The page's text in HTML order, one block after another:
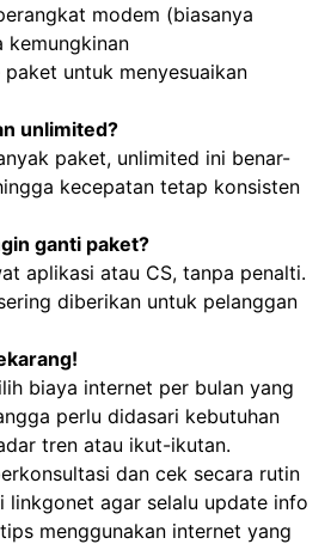
modem (biasanya
kemungkinan
untuk menyesuaikan
unlimited?
paket, unlimited ini benar-
kecepatan tetap konsisten
ganti paket?
aplikasi atau CS, tanpa penalti.
diberikan untuk pelanggan
biaya internet per bulan yang
perlu didasari kebutuhan
tren atau ikut-ikutan.
dan cek secara rutin
linkgonet agar selalu update info
menggunakan internet yang